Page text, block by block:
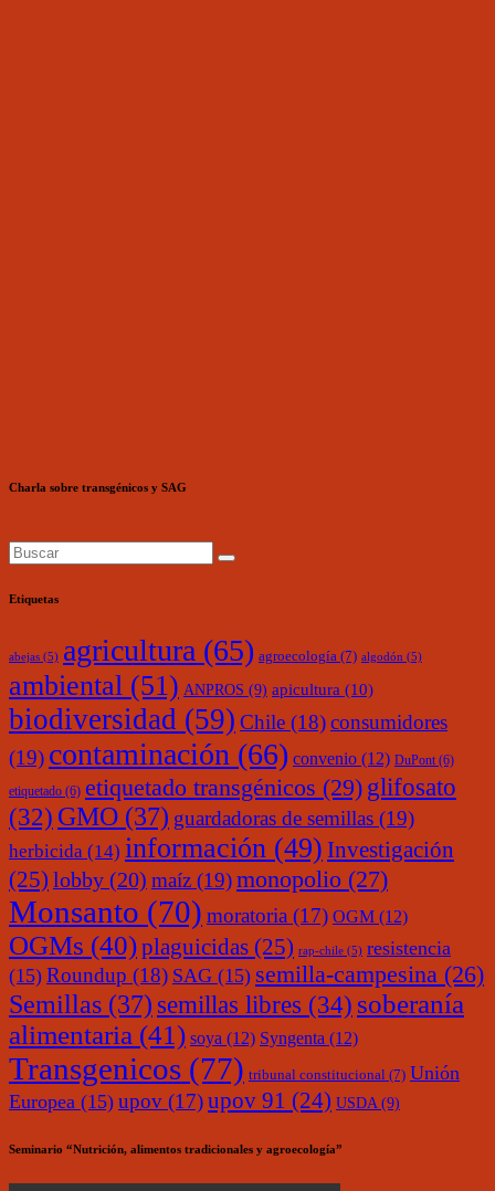
Charla sobre transgénicos y SAG
Etiquetas
abejas (5) agricultura (65) agroecología (7) algodón (5)
ambiental (51) ANPROS (9) apicultura (10)
biodiversidad (59) Chile (18)consumidores
(19) contaminación (66) convenio (12) DuPont (6)
etiquetado (6) etiquetado transgénicos (29) glifosato
(32) GMO (37) guardadoras de semillas (19)
herbicida (14) información (49) Investigación
(25) lobby (20) maíz (19)monopolio (27)
Monsanto (70) moratoria (17) OGM (12)
OGMs (40)plaguicidas (25) rap-chile (5) resistencia
(15) Roundup (18) SAG (15) semilla-campesina (26)
Semillas (37) semillas libres (34) soberanía
alimentaria (41) soya (12) Syngenta (12)
Transgenicos (77) tribunal constitucional (7) Unión
Europea (15) upov (17)upov 91 (24) USDA (9)
Seminario “Nutrición, alimentos tradicionales y agroecología”